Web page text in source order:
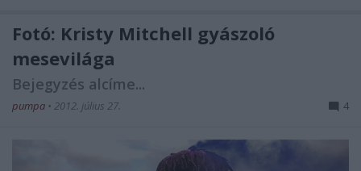
Fotó: Kristy Mitchell gyászoló
mesevilága
Bejegyzés alcíme...
pumpa • 2012. július 27. 4